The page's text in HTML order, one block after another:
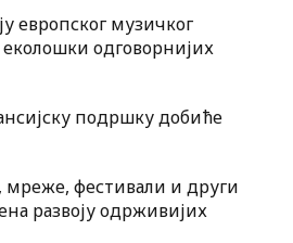
европског музичког
одговорнијих
подршку добиће
мреже, фестивали и други
развоју одрживијих